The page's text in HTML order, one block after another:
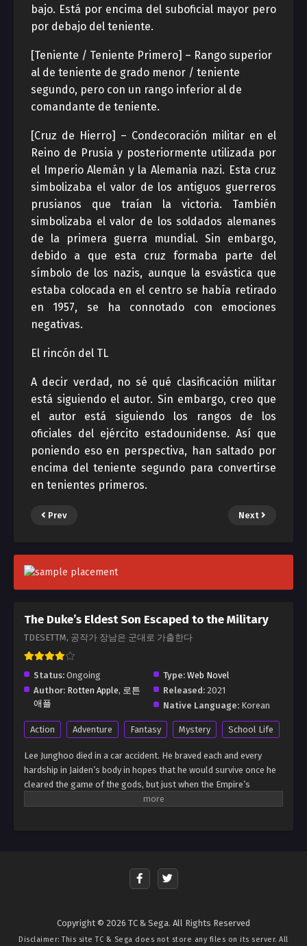
bajo. Está por encima del suboficial mayor pero
por debajo del teniente.
[Teniente / Teniente Primero] – Rango superior
al de teniente de grado menor / teniente
segundo, pero con un rango inferior al de
comandante de teniente.
[Cruz de Hierro] – Condecoración militar en el
Reino de Prusia y posteriormente utilizada por
el Imperio Alemán y la Alemania nazi. Esta cruz
simbolizaba el valor de los antiguos guerreros
prusianos que traían la victoria. También
simbolizaba el valor de los soldados alemanes
de la primera guerra mundial. Sin embargo,
debido a que esta cruz formaba parte del
símbolo de los nazis, aunque la esvástica que
estaba colocada en el centro se había retirado
en 1957, se ha connotado con emociones
negativas.
El rincón del TL
A decir verdad, no sé qué clasificación militar
está siguiendo el autor. Sin embargo, creo que
el autor está siguiendo los rangos de los
oficiales del ejército estadounidense. Así que
poniendo eso en perspectiva, han saltado por
encima del teniente segundo para convertirse
en tenientes primeros.
Prev Next
The Duke’s Eldest Son Escaped to the Military
TDESETTM, 공작가 장남은 군대로 가출한다
Status: Ongoing Type: Web Novel
Author: Rotten Apple, 로튼
애플
Released: 2021
Native Language: Korean
Action Adventure Fantasy Mystery School Life
Lee Junghoo died in a car accident. He braved each and every
hardship in Jaiden’s body in hopes that he would survive once he
cleared the game of the gods, but just when the Empire’s
strongest family was about to fall and be killed by the
during the beta test. However, he realized that there was no
solution to this problem. So this time, he was going to pick the
Copyright © 2026 TC & Sega. All Rights Reserved
Disclaimer: This siteTC & Sega does not store any files on its server. All